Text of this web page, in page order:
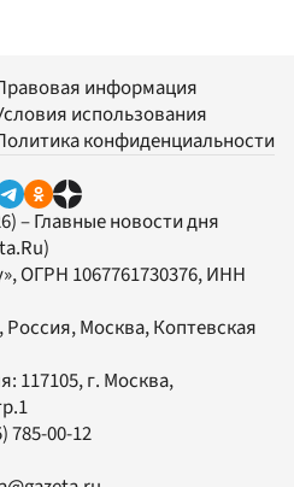
информация
использования
конфиденциальности
– Главные новости дня
, ОГРН 1067761730376, ИНН
Россия, Москва, Коптевская
117105, г. Москва,
785-00-12